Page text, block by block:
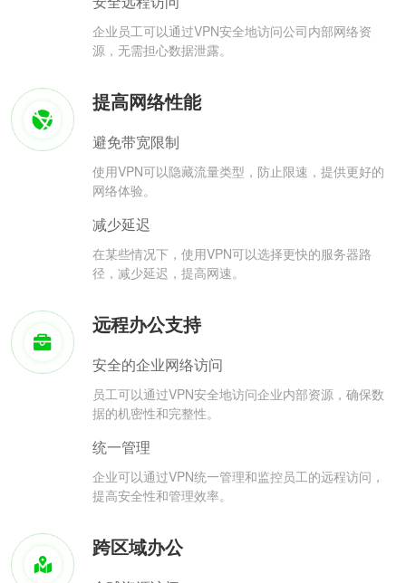
企业员工可以通过VPN安全地访问公司内部网络资
源，无需担心数据泄露。
提高网络性能
避免带宽限制
使用VPN可以隐藏流量类型，防止限速，提供更好的
网络体验。
减少延迟
在某些情况下，使用VPN可以选择更快的服务器路
径，减少延迟，提高网速。
远程办公支持
安全的企业网络访问
员工可以通过VPN安全地访问企业内部资源，确保数
据的机密性和完整性。
统一管理
企业可以通过VPN统一管理和监控员工的远程访问，
提高安全性和管理效率。
跨区域办公